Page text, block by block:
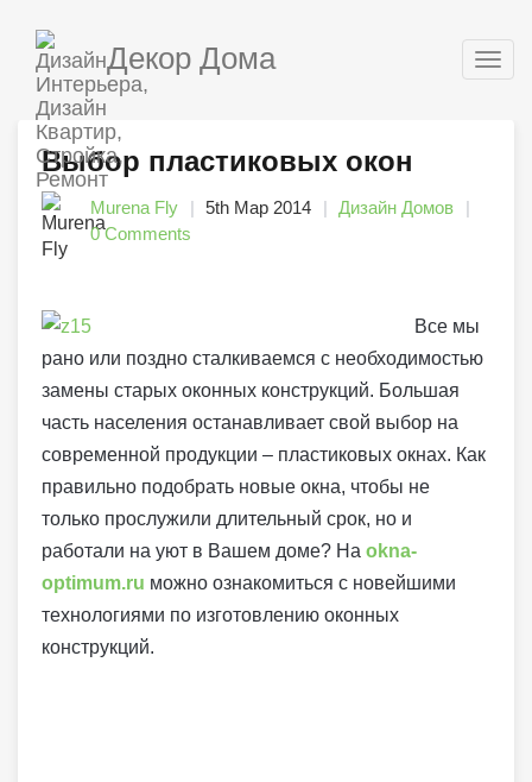
Декор Дома
Выбор пластиковых окон
Murena Fly 5th Мар 2014
Дизайн Домов
0 Comments
Все мы
рано или поздно сталкиваемся с необходимостью
замены старых оконных конструкций. Большая
часть населения останавливает свой выбор на
современной продукции – пластиковых окнах. Как
правильно подобрать новые окна, чтобы не
только прослужили длительный срок, но и
работали на уют в Вашем доме? На okna-
optimum.ru можно ознакомиться с новейшими
технологиями по изготовлению оконных
конструкций.